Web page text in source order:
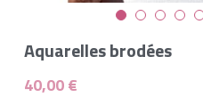
Aquarelles brodées
40,00 €